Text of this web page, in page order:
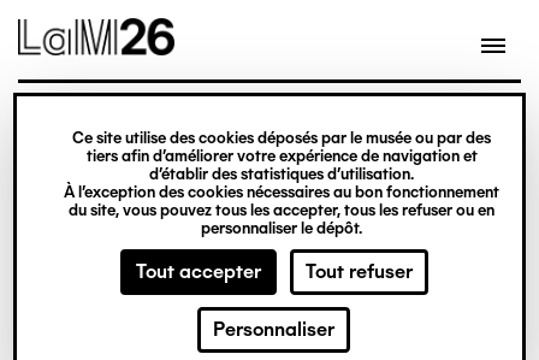
Gestion des cookies
Ce site utilise des cookies déposés par le musée ou par des
tiers afin d’améliorer votre expérience de navigation et
d’établir des statistiques d’utilisation.
À l’exception des cookies nécessaires au bon fonctionnement
du site, vous pouvez tous les accepter, tous les refuser ou en
personnaliser le dépôt.
Tout accepter Tout refuser
Personnaliser
contenu